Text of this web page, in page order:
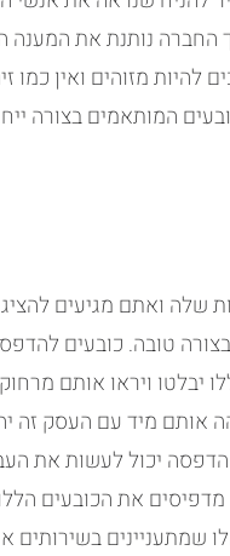
נותנת את המענה
להיות מזוהים ואין כמו
המותאמים בצורה
שלה ואתם מגיעים
טובה. כובעים
יבלטו ויראו אותם
מיד עם העסק זה
יכול לעשות את
את הכובעים
שמתעניינים בשירותים